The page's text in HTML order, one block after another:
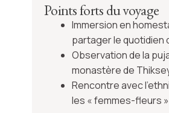
Points forts du voyage
Immersion en
partager le quotidien
Observation de la
monastère de
Rencontre avec
les « femmes-fleurs »